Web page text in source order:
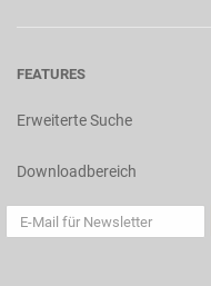
FEATURES
Erweiterte Suche
Downloadbereich